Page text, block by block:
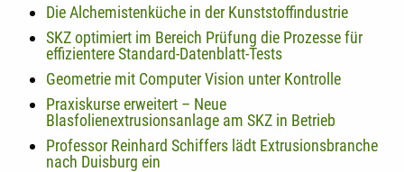
Die Alchemistenküche in der Kunststoffindustrie
SKZ optimiert im Bereich Prüfung die Prozesse für
effizientere Standard-Datenblatt-Tests
Geometrie mit Computer Vision unter Kontrolle
Praxiskurse erweitert – Neue
Blasfolienextrusionsanlage am SKZ in Betrieb
Professor Reinhard Schiffers lädt Extrusionsbranche
nach Duisburg ein